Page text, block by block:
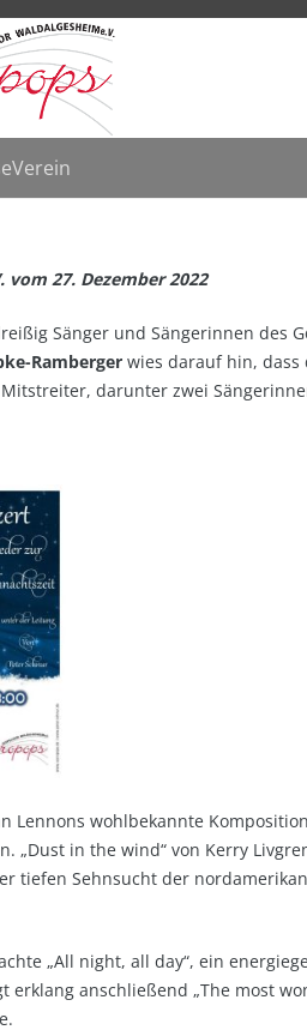
Verein
27. Dezember 2022
Sänger und Sängerinnen des
Ramberger wies darauf hin, dass
darunter zwei
wohlbekannte
in the wind“ von Kerry
tiefen Sehnsucht der
„All night, all day“, ein
anschließend „The most